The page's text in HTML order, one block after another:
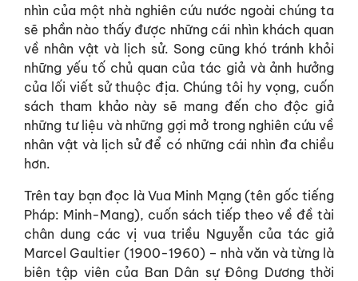
nhìn của một nhà nghiên cứu nước ngoài chúng ta
sẽ phần nào thấy được những cái nhìn khách quan
về nhân vật và lịch sử. Song cũng khó tránh khỏi
những yếu tố chủ quan của tác giả và ảnh hưởng
của lối viết sử thuộc địa. Chúng tôi hy vọng, cuốn
sách tham khảo này sẽ mang đến cho độc giả
những tư liệu và những gợi mở trong nghiên cứu về
nhân vật và lịch sử để có những cái nhìn đa chiều
hơn.
Trên tay bạn đọc là Vua Minh Mạng (tên gốc tiếng
Pháp: Minh-Mang), cuốn sách tiếp theo về đề tài
chân dung các vị vua triều Nguyễn của tác giả
Marcel Gaultier (1900-1960) – nhà văn và từng là
biên tập viên của Ban Dân sự Đông Dương thời